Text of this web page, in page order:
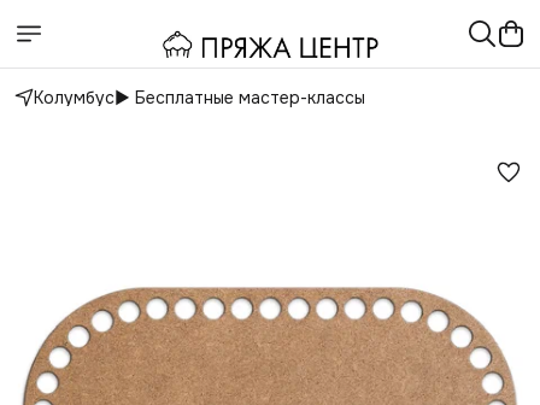
Колумбус▶️ Бесплатные мастер-классы